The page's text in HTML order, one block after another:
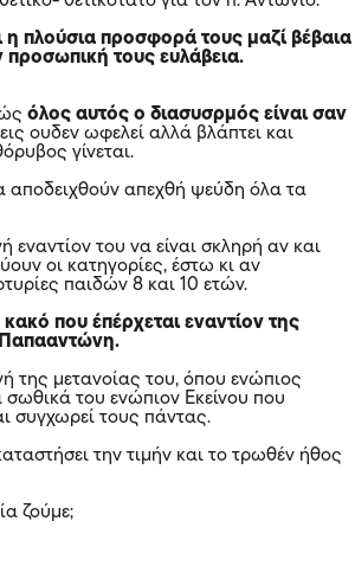
η πλούσια προσφορά τους μαζί βέβαια
προσωπική τους ευλάβεια.
όλος αυτός ο διασυσρμός είναι σαν
ουδεν ωφελεί αλλά βλάπτει και
γίνεται.
αποδειχθούν απεχθή ψεύδη όλα τα
εναντίον του να είναι σκληρή αν και
οι κατηγορίες, έστω κι αν
παιδών 8 και 10 ετών.
που έπέρχεται εναντίον της
Παπααντώνη.
της μετανοίας του, όπου ενώπιος
του ενώπιον Εκείνου που
συγχωρεί τους πάντας.
την τιμήν και το τρωθέν ήθος
ζούμε;